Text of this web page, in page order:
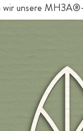
wir unsere
drei natürlichen
Formel
ausgewogenem
ideale
unserem Körper